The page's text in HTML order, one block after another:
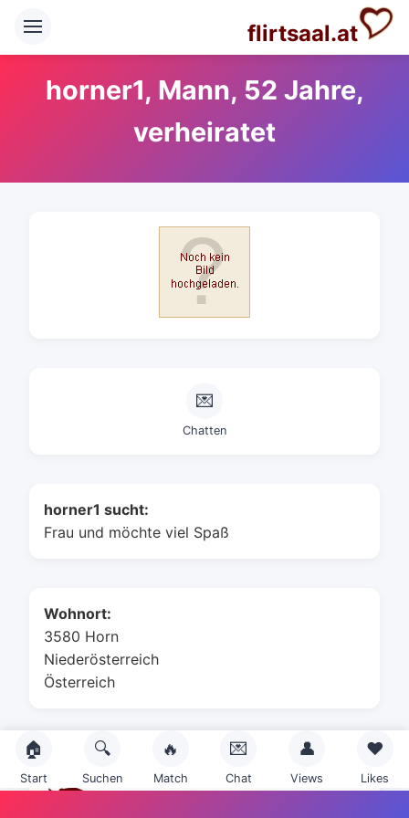
flirtsaal.at
horner1, Mann, 52 Jahre,
verheiratet
💌
Chatten
horner1 sucht:
Frau und möchte viel Spaß
Wohnort:
3580 Horn
Niederösterreich
Österreich
🏠
Start
🔍
Suchen
🔥
Match
💌
Chat
👤
Views
❤️
Likes